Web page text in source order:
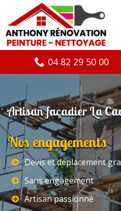
04 82 29 50 00
Artisan façadier La
Nos engagements
Devis et déplacement
Sans engagement
Artisan passionné